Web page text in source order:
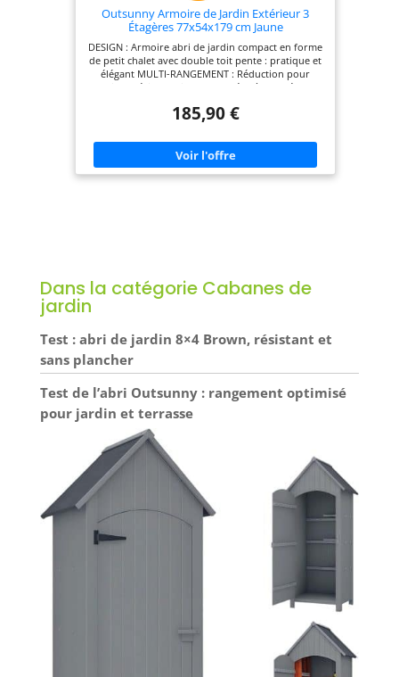
Outsunny Armoire de Jardin Extérieur 3
Étagères 77x54x179 cm Jaune
DESIGN : Armoire abri de jardin compact en forme
de petit chalet avec double toit pente : pratique et
élégant MULTI-RANGEMENT : Réduction pour
outils extérieure dispose de 3 étagères latérales
rangement + espace supérieur avec porte et
en bois de sapin poncé puis recouvert de deux
couches de peinture imperméable, finition jaune
ÉTANCHÉITÉ OPTIMALE : Toit à double pente
bitumé, meuble sur pieds afin de tenir au
185,90 €
Dans la catégorie Cabanes de
jardin
Test : abri de jardin 8×4 Brown, résistant et
sans plancher
Test de l’abri Outsunny : rangement optimisé
pour jardin et terrasse